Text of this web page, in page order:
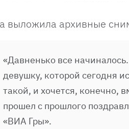
выложила архивные
«Давненько все
девушку, которой сегодня
такой, и хочется, конечно,
прошел с прошлого
«ВИА Гры».